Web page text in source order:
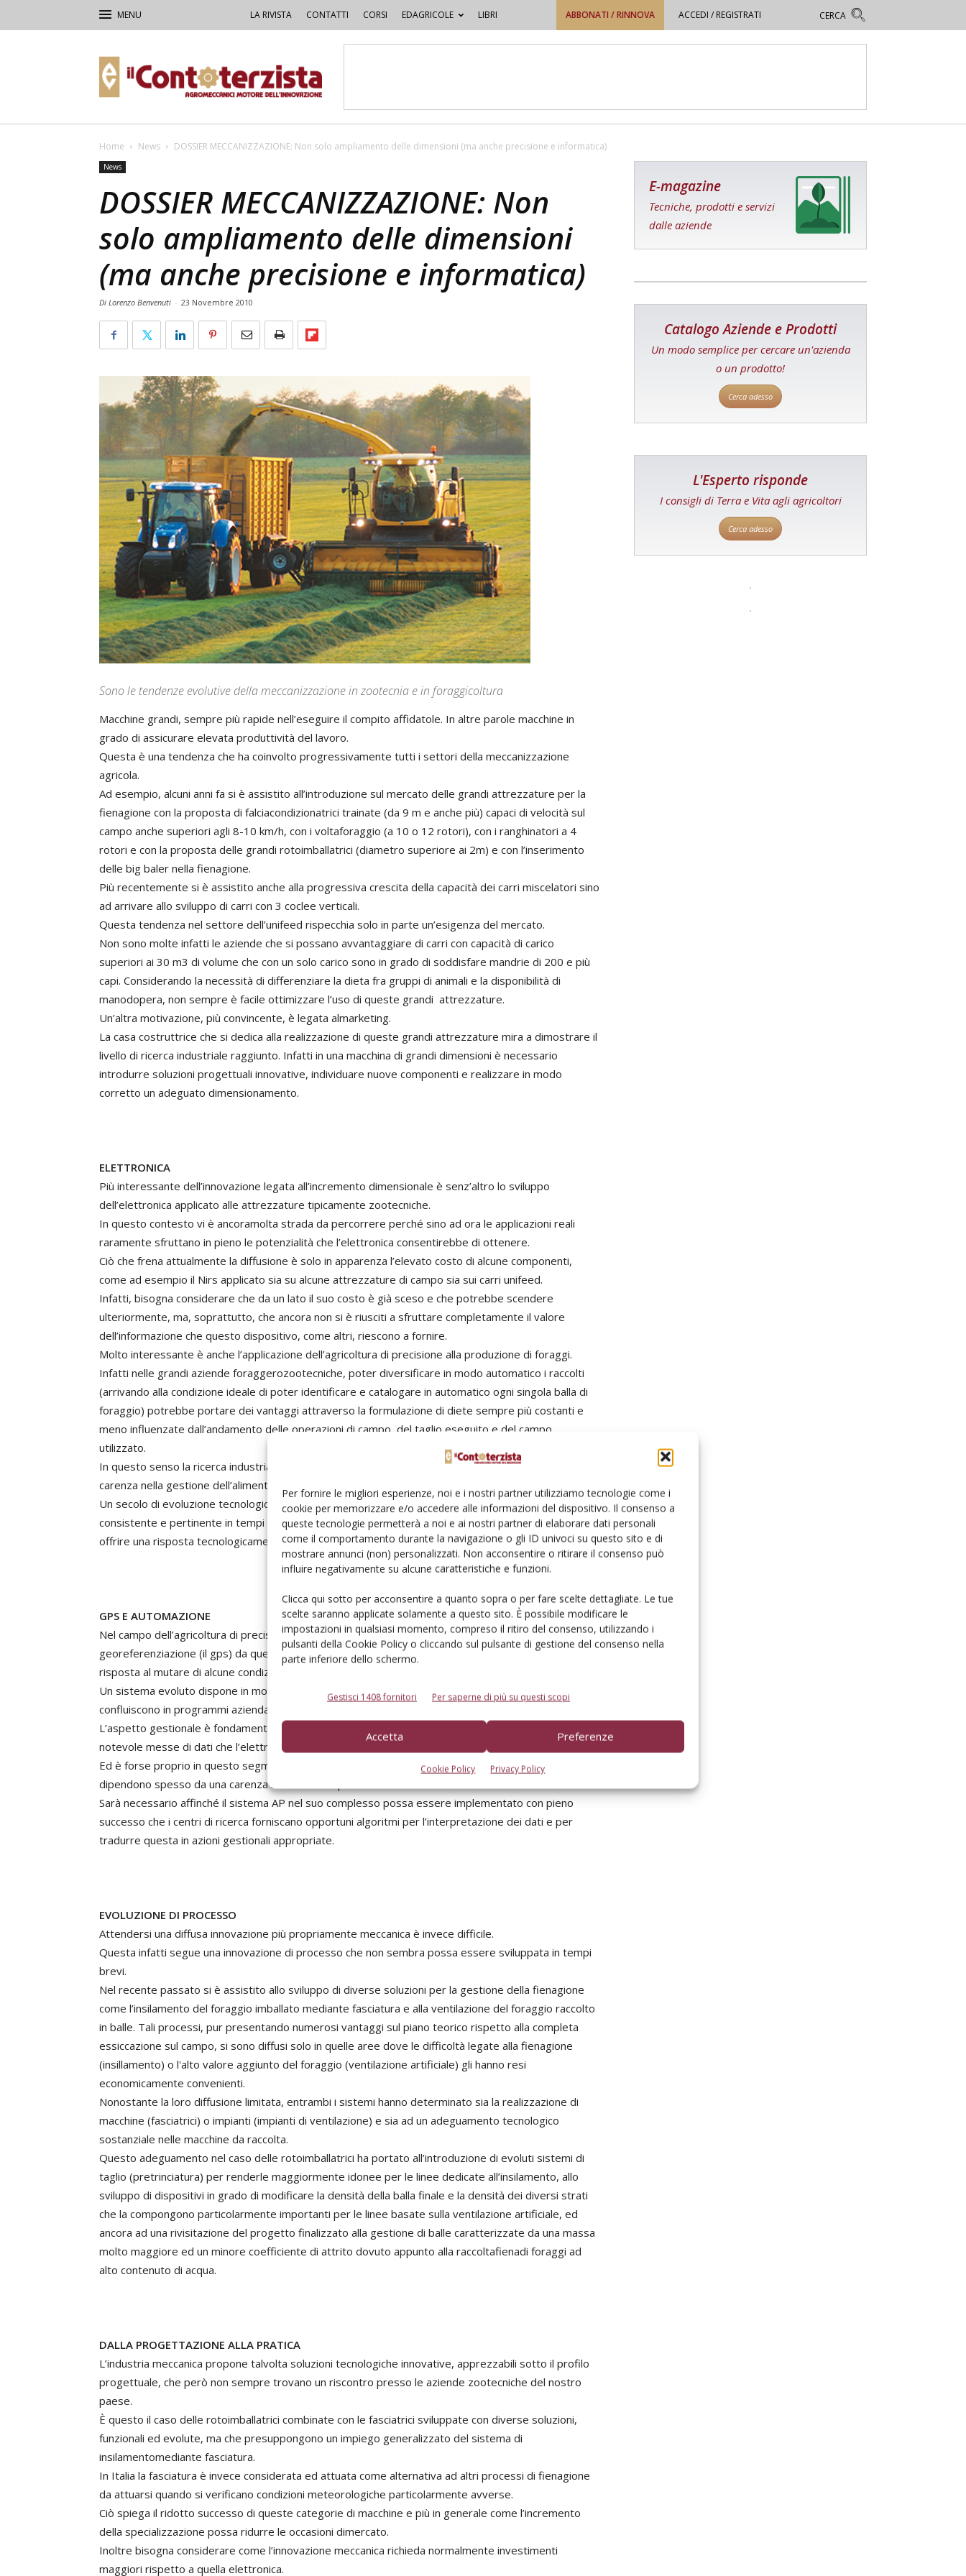
Per fornire le migliori esperienze, noi e i nostri partner utilizziamo tecnologie come i
cookie per memorizzare e/o accedere alle informazioni del dispositivo. Il consenso a
queste tecnologie permetterà a noi e ai nostri partner di elaborare dati personali
come il comportamento durante la navigazione o gli ID univoci su questo sito e di
mostrare annunci (non) personalizzati. Non acconsentire o ritirare il consenso può
influire negativamente su alcune caratteristiche e funzioni.
Clicca qui sotto per acconsentire a quanto sopra o per fare scelte dettagliate. Le tue
scelte saranno applicate solamente a questo sito. È possibile modificare le
impostazioni in qualsiasi momento, compreso il ritiro del consenso, utilizzando i
pulsanti della Cookie Policy o cliccando sul pulsante di gestione del consenso nella
parte inferiore dello schermo.
Gestisci 1408 fornitori Per saperne di più su questi scopi
Accetta Preferenze
Cookie Policy Privacy Policy
LA RIVISTA CONTATTI CORSI EDAGRICOLE LIBRI ABBONATI / RINNOVA ACCEDI / REGISTRATI
Contoterzista
Home News DOSSIER MECCANIZZAZIONE: Non solo ampliamento delle dimensioni (ma anche precisione e informatica)
News
DOSSIER MECCANIZZAZIONE: Non
solo ampliamento delle dimensioni
(ma anche precisione e informatica)
Di Lorenzo Benvenuti - 23 Novembre 2010
Sono le tendenze evolutive della meccanizzazione in zootecnia e in foraggicoltura
Macchine grandi, sempre più rapide nell’eseguire il compito affidatole. In altre parole macchine in
grado di assicurare elevata produttività del lavoro.
Questa è una tendenza che ha coinvolto progressivamente tutti i settori della meccanizzazione
agricola.
Ad esempio, alcuni anni fa si è assistito all’introduzione sul mercato delle grandi attrezzature per la
fienagione con la proposta di falciacondizionatrici trainate (da 9 m e anche più) capaci di velocità sul
campo anche superiori agli 8-10 km/h, con i voltaforaggio (a 10 o 12 rotori), con i ranghinatori a 4
rotori e con la proposta delle grandi rotoimballatrici (diametro superiore ai 2m) e con l’inserimento
delle big baler nella fienagione.
Più recentemente si è assistito anche alla progressiva crescita della capacità dei carri miscelatori sino
ad arrivare allo sviluppo di carri con 3 coclee verticali.
Questa tendenza nel settore dell’unifeed rispecchia solo in parte un’esigenza del mercato.
Non sono molte infatti le aziende che si possano avvantaggiare di carri con capacità di carico
superiori ai 30 m3 di volume che con un solo carico sono in grado di soddisfare mandrie di 200 e più
capi. Considerando la necessità di differenziare la dieta fra gruppi di animali e la disponibilità di
manodopera, non sempre è facile ottimizzare l’uso di queste grandi attrezzature.
Un’altra motivazione, più convincente, è legata almarketing.
La casa costruttrice che si dedica alla realizzazione di queste grandi attrezzature mira a dimostrare il
livello di ricerca industriale raggiunto. Infatti in una macchina di grandi dimensioni è necessario
introdurre soluzioni progettuali innovative, individuare nuove componenti e realizzare in modo
corretto un adeguato dimensionamento.
ELETTRONICA
Più interessante dell’innovazione legata all’incremento dimensionale è senz’altro lo sviluppo
dell’elettronica applicato alle attrezzature tipicamente zootecniche.
In questo contesto vi è ancoramolta strada da percorrere perché sino ad ora le applicazioni reali
raramente sfruttano in pieno le potenzialità che l’elettronica consentirebbe di ottenere.
Ciò che frena attualmente la diffusione è solo in apparenza l’elevato costo di alcune componenti,
come ad esempio il Nirs applicato sia su alcune attrezzature di campo sia sui carri unifeed.
Infatti, bisogna considerare che da un lato il suo costo è già sceso e che potrebbe scendere
ulteriormente, ma, soprattutto, che ancora non si è riusciti a sfruttare completamente il valore
dell’informazione che questo dispositivo, come altri, riescono a fornire.
Molto interessante è anche l’applicazione dell’agricoltura di precisione alla produzione di foraggi.
Infatti nelle grandi aziende foraggerozootecniche, poter diversificare in modo automatico i raccolti
(arrivando alla condizione ideale di poter identificare e catalogare in automatico ogni singola balla di
foraggio) potrebbe portare dei vantaggi attraverso la formulazione di diete sempre più costanti e
meno influenzate dall’andamento delle operazioni di campo, del taglio eseguito e del campo
utilizzato.
In questo senso la ricerca industriale sta ancora segnando il passo, ma ciò è in parte dovuto ad una
carenza nella gestione dell’alimentazione della mandria.
Un secolo di evoluzione tecnologica permette infatti di affermare che se la domanda delmercato è
consistente e pertinente in tempi più o meno rapidi, a seconda del settore, l’industria riesce ad
offrire una risposta tecnologicamente e economicamente adeguata.
GPS E AUTOMAZIONE
Nel campo dell’agricoltura di precisione si devono distinguere i sistemi basati sulla
georeferenziazione (il gps) da quelli che consentono di regolare in modo automatico l’attrezzatura in
risposta al mutare di alcune condizioni chiave rilevate durante lo svolgimento dell’operazione stessa.
Un sistema evoluto dispone in modo diversificato di entrambi questi sistemi i cui esiti di campo
confluiscono in programmi aziendali di gestione.
L’aspetto gestionale è fondamentale in quanto consente, o dovrebbe consentire di valorizzare, la
notevole messe di dati che l’elettronica applicata ci permette di immagazzinare.
Ed è forse proprio in questo segmento che si registrano ancora progressi limitati e tali limitazioni
dipendono spesso da una carenza nella ricerca sperimentale di base.
Sarà necessario affinché il sistema AP nel suo complesso possa essere implementato con pieno
successo che i centri di ricerca forniscano opportuni algoritmi per l’interpretazione dei dati e per
tradurre questa in azioni gestionali appropriate.
EVOLUZIONE DI PROCESSO
Attendersi una diffusa innovazione più propriamente meccanica è invece difficile.
Questa infatti segue una innovazione di processo che non sembra possa essere sviluppata in tempi
brevi.
Nel recente passato si è assistito allo sviluppo di diverse soluzioni per la gestione della fienagione
come l’insilamento del foraggio imballato mediante fasciatura e alla ventilazione del foraggio raccolto
in balle. Tali processi, pur presentando numerosi vantaggi sul piano teorico rispetto alla completa
essiccazione sul campo, si sono diffusi solo in quelle aree dove le difficoltà legate alla fienagione
(insillamento) o l'alto valore aggiunto del foraggio (ventilazione artificiale) gli hanno resi
economicamente convenienti.
Nonostante la loro diffusione limitata, entrambi i sistemi hanno determinato sia la realizzazione di
macchine (fasciatrici) o impianti (impianti di ventilazione) e sia ad un adeguamento tecnologico
sostanziale nelle macchine da raccolta.
Questo adeguamento nel caso delle rotoimballatrici ha portato all’introduzione di evoluti sistemi di
taglio (pretrinciatura) per renderle maggiormente idonee per le linee dedicate all’insilamento, allo
sviluppo di dispositivi in grado di modificare la densità della balla finale e la densità dei diversi strati
che la compongono particolarmente importanti per le linee basate sulla ventilazione artificiale, ed
ancora ad una rivisitazione del progetto finalizzato alla gestione di balle caratterizzate da una massa
molto maggiore ed un minore coefficiente di attrito dovuto appunto alla raccoltafienadi foraggi ad
alto contenuto di acqua.
DALLA PROGETTAZIONE ALLA PRATICA
L’industria meccanica propone talvolta soluzioni tecnologiche innovative, apprezzabili sotto il profilo
progettuale, che però non sempre trovano un riscontro presso le aziende zootecniche del nostro
paese.
È questo il caso delle rotoimballatrici combinate con le fasciatrici sviluppate con diverse soluzioni,
funzionali ed evolute, ma che presuppongono un impiego generalizzato del sistema di
insilamentomediante fasciatura.
In Italia la fasciatura è invece considerata ed attuata come alternativa ad altri processi di fienagione
da attuarsi quando si verificano condizioni meteorologiche particolarmente avverse.
Ciò spiega il ridotto successo di queste categorie di macchine e più in generale come l’incremento
della specializzazione possa ridurre le occasioni dimercato.
Inoltre bisogna considerare come l’innovazione meccanica richieda normalmente investimenti
maggiori rispetto a quella elettronica.
E-magazine
Tecniche, prodotti e servizi
dalle aziende
Catalogo Aziende e Prodotti
Un modo semplice per cercare un'azienda
o un prodotto!
Cerca adesso
L'Esperto risponde
I consigli di Terra e Vita agli agricoltori
Cerca adesso